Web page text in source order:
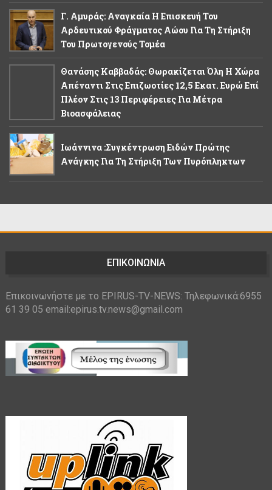
Γ. Αμυράς: Αναγκαία Η Επισκευή Του
Αρδευτικού Φράγματος Αώου Για Τη Στήριξη
Του Πρωτογενούς Τομέα
Θανάσης Καββαδάς: Θωρακίζεται Όλη Η Χώρα
Απέναντι Στις Επιζωοτίες 12,5 Εκατ. Ευρώ Επί
Πλέον Στις 13 Περιφέρειες Για Μέτρα
Βιοασφάλειας
Ιωάννινα :Συγκέντρωση Ειδών Πρώτης
Ανάγκης Για Τη Στήριξη Των Πυρόπληκτων
ΕΠΙΚΟΙΝΩΝΙΑ
Επικοινωνήστε με το EPIRUS-TV-NEWS: Τηλεφωνικά:6955
61 39 05 email:epirus.tv.news@gmail.com